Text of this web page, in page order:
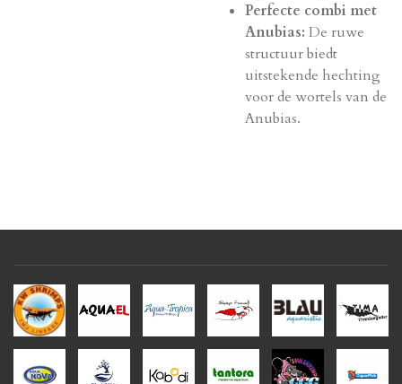
Perfecte combi met
Anubias: De ruwe
structuur biedt
uitstekende hechting
voor de wortels van de
Anubias.